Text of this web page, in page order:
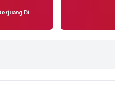
Di